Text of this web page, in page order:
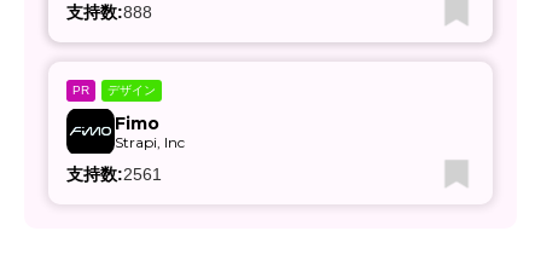
支持数:888
PR デザイン
Fimo
Strapi, Inc
支持数:2561